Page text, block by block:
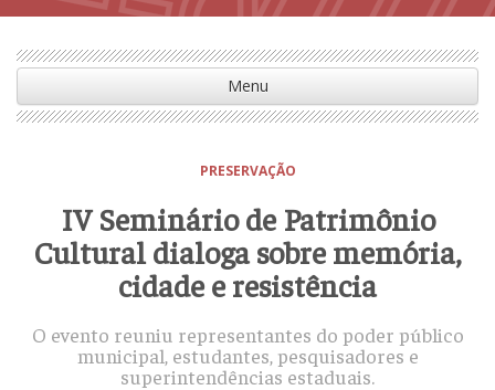
Menu
PRESERVAÇÃO
IV Seminário de Patrimônio
Cultural dialoga sobre memória,
cidade e resistência
O evento reuniu representantes do poder público
municipal, estudantes, pesquisadores e
superintendências estaduais.